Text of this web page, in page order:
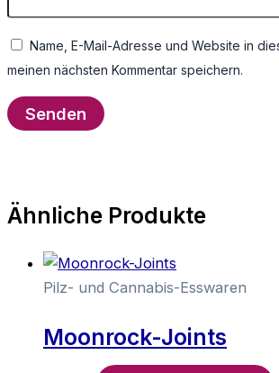
Name, E-Mail-Adresse und Website in
meinen nächsten Kommentar speichern.
Ähnliche Produkte
Pilz- und Cannabis-Esswaren
Moonrock-Joints